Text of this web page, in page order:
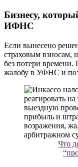
Бизнесу,
ИФНС
Если вынесено
страховым взносам,
без потери времени.
жалобу в УФНС и
Что